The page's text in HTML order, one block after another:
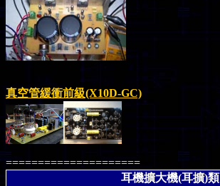
真空管緩衝前級(X10D-GC)
=====================
耳機擴大機(耳擴)類